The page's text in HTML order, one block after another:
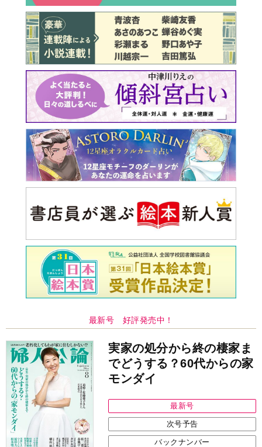
最新号 好評発売中！
実家の処分から終の棲家ま
でどうする？60代からの家
モンダイ
最新号
次号予告
バックナンバー